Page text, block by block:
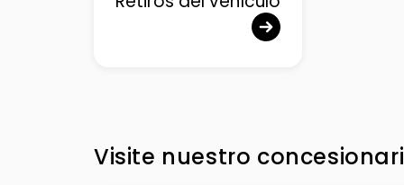
Visite nuestro